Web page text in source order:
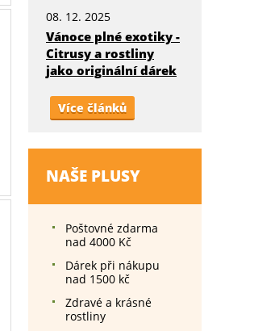
08. 12. 2025
Vánoce plné exotiky -
Citrusy a rostliny
jako originální dárek
Více článků
NAŠE PLUSY
Poštovné zdarma
nad 4000 Kč
Dárek při nákupu
nad 1500 kč
Zdravé a krásné
rostliny